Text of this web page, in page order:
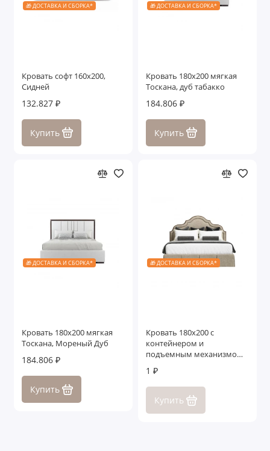
🎁 ДОСТАВКА И СБОРКА*
Кровать софт 160x200,
Сидней
132.827 ₽
Купить
🎁 ДОСТАВКА И СБОРКА*
Кровать 180x200 мягкая
Тоскана, дуб табакко
184.806 ₽
Купить
🎁 ДОСТАВКА И СБОРКА*
Кровать 180x200 мягкая
Тоскана, Мореный Дуб
184.806 ₽
Купить
🎁 ДОСТАВКА И СБОРКА*
Кровать 180x200 c
контейнером и
подъемным механизмом
1 ₽
Купить